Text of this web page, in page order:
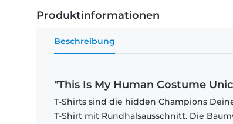
Produktinformationen
Beschreibung
"This Is My Human Costume
T-Shirts sind die hidden Champions
T-Shirt mit Rundhalsausschnitt. Die